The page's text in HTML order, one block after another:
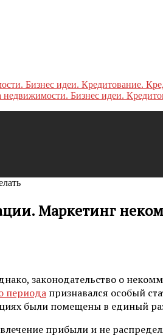
недвижимости. Бизнес идеи.
Маркетинг
законодательство о
периода признавался особый
были помещены в единый
прибыли и не